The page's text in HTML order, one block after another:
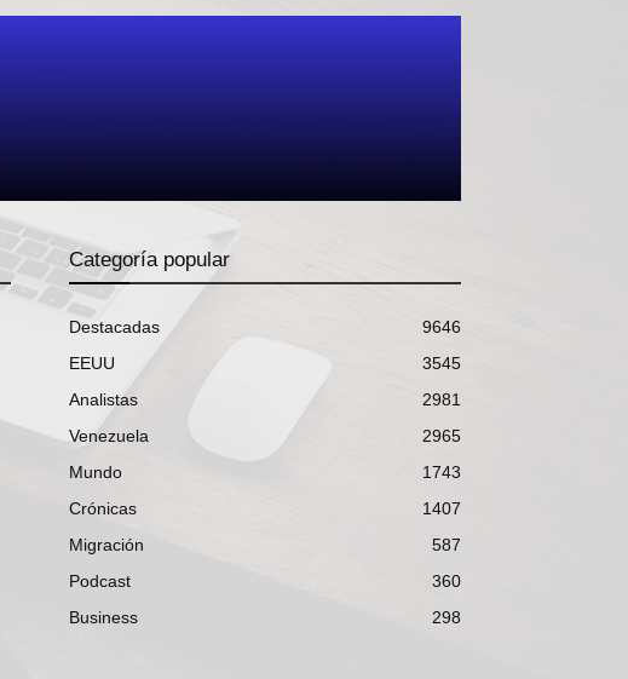
Categoría popular
Destacadas
9646
EEUU
3545
Analistas
2981
Venezuela
2965
Mundo
1743
Crónicas
1407
Migración
587
Podcast
360
Business
298